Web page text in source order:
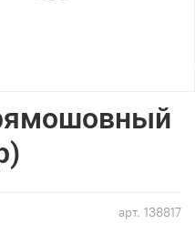
арт. 138817